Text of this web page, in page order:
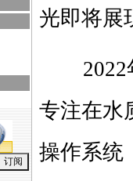
光即将展
2022年
专注在水
操作系统